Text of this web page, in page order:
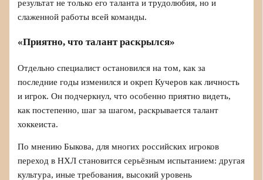
результат не только его таланта и трудолюбия, но и
слаженной работы всей команды.
«Приятно, что талант раскрылся»
Отдельно специалист остановился на том, как за
последние годы изменился и окреп Кучеров как личность
и игрок. Он подчеркнул, что особенно приятно видеть,
как постепенно, шаг за шагом, раскрывается талант
хоккеиста.
По мнению Быкова, для многих российских игроков
переход в НХЛ становится серьёзным испытанием: другая
культура, иные требования, высокий уровень